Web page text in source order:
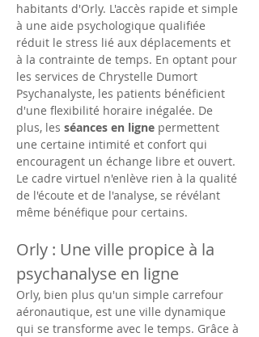
habitants d'Orly. L'accès rapide et simple
à une aide psychologique qualifiée
réduit le stress lié aux déplacements et
à la contrainte de temps. En optant pour
les services de Chrystelle Dumort
Psychanalyste, les patients bénéficient
d'une flexibilité horaire inégalée. De
plus, les séances en ligne permettent
une certaine intimité et confort qui
encouragent un échange libre et ouvert.
Le cadre virtuel n'enlève rien à la qualité
de l'écoute et de l'analyse, se révélant
même bénéfique pour certains.
Orly : Une ville propice à la
psychanalyse en ligne
Orly, bien plus qu'un simple carrefour
aéronautique, est une ville dynamique
qui se transforme avec le temps. Grâce à